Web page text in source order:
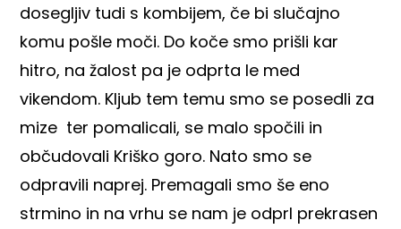
dosegljiv tudi s kombijem, če bi slučajno
komu pošle moči. Do koče smo prišli kar
hitro, na žalost pa je odprta le med
vikendom. Kljub tem temu smo se posedli za
mize ter pomalicali, se malo spočili in
občudovali Kriško goro. Nato smo se
odpravili naprej. Premagali smo še eno
strmino in na vrhu se nam je odprl prekrasen